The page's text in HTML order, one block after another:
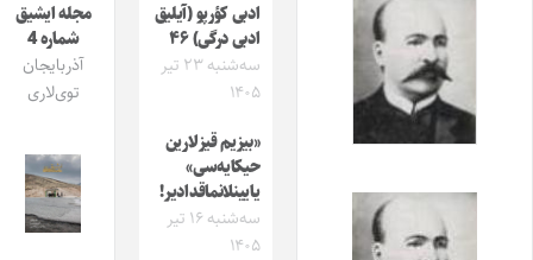
ادبی کؤرپو (آیلیق
ادبی درگی) ۴۶
سه‌شنبه ۲۳ تیر
۱۴۰۵
«بیزیم قیزلارین
حیکایه‌سی»
یایینلانماقدادیر!
سه‌شنبه ۱۶ تیر
۱۴۰۵
مجله ایشیق
شماره 4
آذربایجان
توی‌لاری